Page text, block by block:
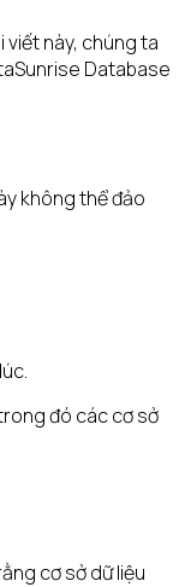
viết này, chúng ta
Database
không thể đảo
đó các cơ sở
cơ sở dữ liệu